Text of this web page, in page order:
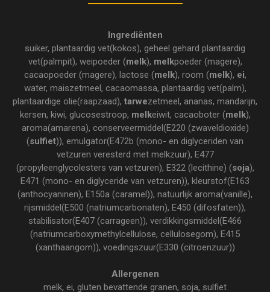
Ingrediënten
suiker, plantaardig vet(kokos), geheel gehard plantaardig
vet(palmpit), weipoeder (melk), melkpoeder (magere),
cacaopoeder (magere), lactose (melk), room (melk), ei,
water, maiszetmeel, cacaomassa, plantaardig vet(palm),
plantaardige olie(raapzaad), tarwezetmeel, ananas, mandarijn,
kersen, kiwi, glucosestroop, melkeiwit, cacaoboter (melk),
aroma(amarena), conserveermiddel(E220 (zwaveldioxide)
(sulfiet)), emulgator(E472b (mono- en diglyceriden van
vetzuren veresterd met melkzuur), E477
(propyleenglycolesters van vetzuren), E322 (lecithine) (soja),
E471 (mono- en diglyceride van vetzuren)), kleurstof(E163
(anthocyaninen), E150a (caramel)), natuurlijk aroma(vanille),
rijsmiddel(E500 (natriumcarbonaten), E450 (difosfaten)),
stabilisator(E407 (carrageen)), verdikkingsmiddel(E466
(natriumcarboxymethylcellulose, cellulosegom), E415
(xanthaangom)), voedingszuur(E330 (citroenzuur))
Allergenen
melk, ei, gluten bevattende granen, soja, sulfiet